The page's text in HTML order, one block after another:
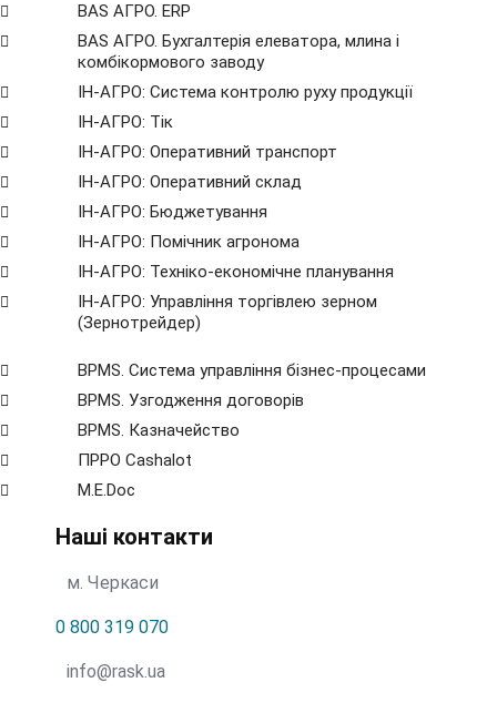
BAS АГРО. ERP
BAS АГРО. Бухгалтерія елеватора, млина і
комбікормового заводу
ІН-АГРО: Система контролю руху продукції
ІН-АГРО: Тік
ІН-АГРО: Оперативний транспорт
ІН-АГРО: Оперативний склад
ІН-АГРО: Бюджетування
ІН-АГРО: Помічник агронома
ІН-АГРО: Техніко-економічне планування
ІН-АГРО: Управління торгівлею зерном
(Зернотрейдер)
BPMS. Система управління бізнес-процесами
BPМS. Узгодження договорів
BPМS. Казначейство
ПРРО Cashalot
M.E.Doc
Наші контакти
м. Черкаси
0 800 319 070
info@rask.ua